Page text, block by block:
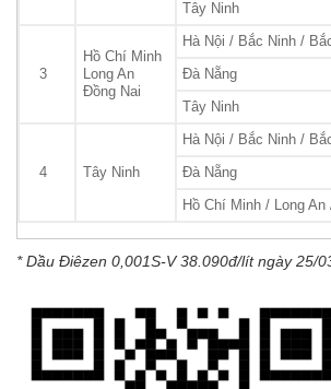
Tây Ninh
3
Hồ Chí Minh
Long An
Đồng Nai
Hà Nội / Bắc Ninh /
Đà Nẵng
Tây Ninh
4 Tây Ninh
Hà Nội / Bắc Ninh /
Đà Nẵng
Hồ Chí Minh / Long An
* Dầu Điêzen 0,001S-V 38.090đ/lít ngày 25/